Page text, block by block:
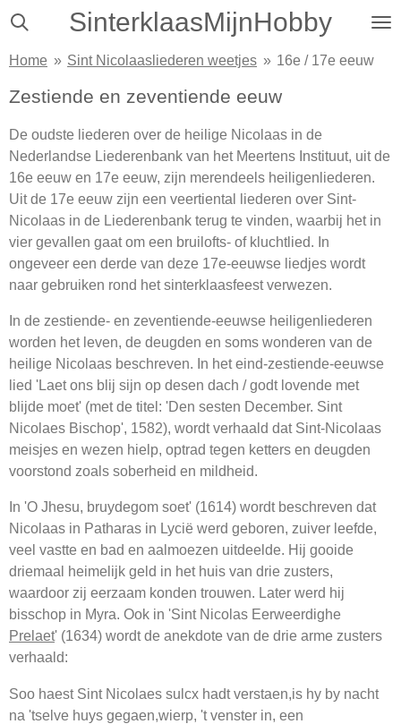
Ga
naar
hoofdinhoud
SinterklaasMijnHobby
Home » Sint Nicolaasliederen weetjes » 16e / 17e eeuw
Zestiende en zeventiende eeuw
De oudste liederen over de heilige Nicolaas in de
Nederlandse Liederenbank van het Meertens Instituut, uit de
16e eeuw en 17e eeuw, zijn merendeels heiligenliederen.
Uit de 17e eeuw zijn een veertiental liederen over Sint-
Nicolaas in de Liederenbank terug te vinden, waarbij het in
vier gevallen gaat om een bruilofts- of kluchtlied. In
ongeveer een derde van deze 17e-eeuwse liedjes wordt
naar gebruiken rond het sinterklaasfeest verwezen.
In de zestiende- en zeventiende-eeuwse heiligenliederen
worden het leven, de deugden en soms wonderen van de
heilige Nicolaas beschreven. In het eind-zestiende-eeuwse
lied 'Laet ons blij sijn op desen dach / godt lovende met
blijde moet' (met de titel: 'Den sesten December. Sint
Nicolaes Bischop', 1582), wordt verhaald dat Sint-Nicolaas
meisjes en wezen hielp, optrad tegen ketters en deugden
voorstond zoals soberheid en mildheid.
In 'O Jhesu, bruydegom soet' (1614) wordt beschreven dat
Nicolaas in Patharas in Lycië werd geboren, zuiver leefde,
veel vastte en bad en aalmoezen uitdeelde. Hij gooide
driemaal heimelijk geld in het huis van drie zusters,
waardoor zij eerzaam konden trouwen. Later werd hij
bisschop in Myra. Ook in 'Sint Nicolas Eerweerdighe
Prelaet' (1634) wordt de anekdote van de drie arme zusters
verhaald:
Soo haest Sint Nicolaes sulcx hadt verstaen,is hy by nacht
na 'tselve huys gegaen,wierp, 't venster in, een